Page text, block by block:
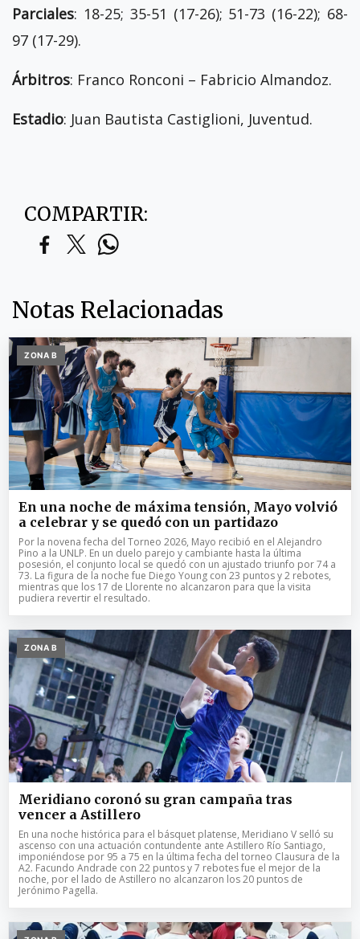
Parciales: 18-25; 35-51 (17-26); 51-73 (16-22); 68-
97 (17-29).
Árbitros: Franco Ronconi – Fabricio Almandoz.
Estadio: Juan Bautista Castiglioni, Juventud.
COMPARTIR:
Notas Relacionadas
ZONA B
En una noche de máxima tensión, Mayo volvió
a celebrar y se quedó con un partidazo
Por la novena fecha del Torneo 2026, Mayo recibió en el Alejandro
Pino a la UNLP. En un duelo parejo y cambiante hasta la última
posesión, el conjunto local se quedó con un ajustado triunfo por 74 a
73. La figura de la noche fue Diego Young con 23 puntos y 2 rebotes,
mientras que los 17 de Llorente no alcanzaron para que la visita
pudiera revertir el resultado.
ZONA B
Meridiano coronó su gran campaña tras
vencer a Astillero
En una noche histórica para el básquet platense, Meridiano V selló su
ascenso con una actuación contundente ante Astillero Río Santiago,
imponiéndose por 95 a 75 en la última fecha del torneo Clausura de la
A2. Facundo Andrade con 22 puntos y 7 rebotes fue el mejor de la
noche, por el lado de Astillero no alcanzaron los 20 puntos de
Jerónimo Pagella.